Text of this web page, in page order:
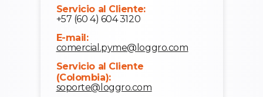
Servicio al Cliente:
+57 (60 4) 604 3120
E-mail:
comercial.pyme@loggro.com
Servicio al Cliente
(Colombia):
soporte@loggro.com